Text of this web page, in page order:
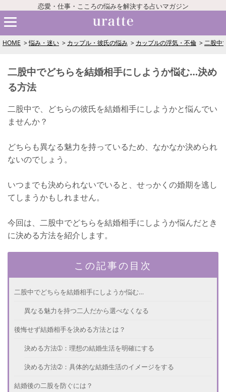
恋愛・仕事・こころの悩みを解決する占いマガジン
HOME 悩み・迷い カップル・彼氏の悩み カップルの浮気・不倫 二股中
二股中でどちらを結婚相手にしようか悩む…決め
る方法
二股中で、どちらの彼氏を結婚相手にしようかと悩んでい
ませんか？
どちらも異なる魅力を持っているため、なかなか決められ
ないのでしょう。
いつまでも決められないでいると、せっかくの婚期を逃し
てしまうかもしれません。
今回は、二股中でどちらを結婚相手にしようか悩んだとき
に決める方法を紹介します。
この記事の目次
二股中でどちらを結婚相手にしようか悩む…
異なる魅力を持つ二人だから選べなくなる
後悔せず結婚相手を決める方法とは？
決める方法➀：理想の結婚生活を明確にする
決める方法➁：具体的な結婚生活のイメージをする
結婚後の二股を防ぐには？